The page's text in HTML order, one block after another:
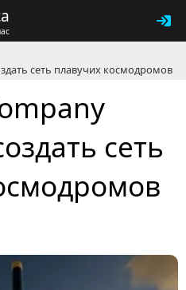
сеть плавучих космодромов
сеть